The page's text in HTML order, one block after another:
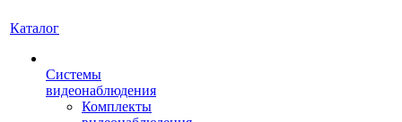
Каталог
Системы
видеонаблюдения
Комплекты